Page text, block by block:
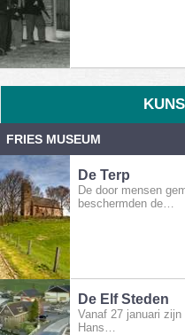
FRIES MUSEUM
De Terp
De door mensen
beschermden de…
De Elf Steden
Vanaf 27 januari
Hans…